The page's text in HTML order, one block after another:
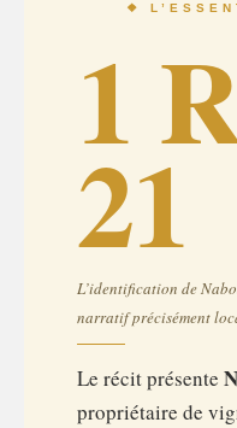
❖
1
21
L’identification de
narratif précisément
Le récit présente
propriétaire de